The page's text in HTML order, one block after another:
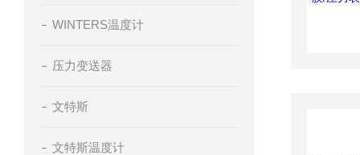
WINTERS温度计
压力变送器
文特斯
文特斯温度计